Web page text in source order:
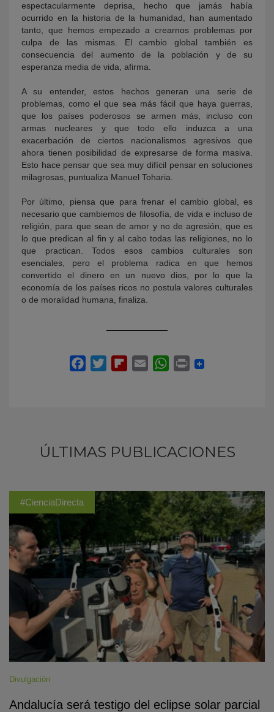
espectacularmente deprisa, hecho que jamás había
ocurrido en la historia de la humanidad, han aumentado
tanto, que hemos empezado a crearnos problemas por
culpa de las mismas. El cambio global también es
consecuencia del aumento de la población y de su
esperanza media de vida, afirma.
A su entender, estos hechos generan una serie de
problemas, como el que sea más fácil que haya guerras,
que los países poderosos se armen más, incluso con
armas nucleares y que todo ello induzca a una
exacerbación de ciertos nacionalismos agresivos que
ahora tienen posibilidad de expresarse de forma masiva.
Esto hace pensar que sea muy difícil pensar en soluciones
milagrosas, puntualiza Manuel Toharia.
Por último, piensa que para frenar el cambio global, es
necesario que cambiemos de filosofía, de vida e incluso de
religión, para que sean de amor y no de agresión, que es
lo que predican al fin y al cabo todas las religiones, no lo
que practican. Todos esos cambios culturales son
esenciales, pero el problema radica en que hemos
convertido el dinero en un nuevo dios, por lo que la
economía de los países ricos no postula valores culturales
o de moralidad humana, finaliza.
ÚLTIMAS PUBLICACIONES
#CienciaDirecta
Divulgación
Andalucía será testigo del eclipse solar parcial